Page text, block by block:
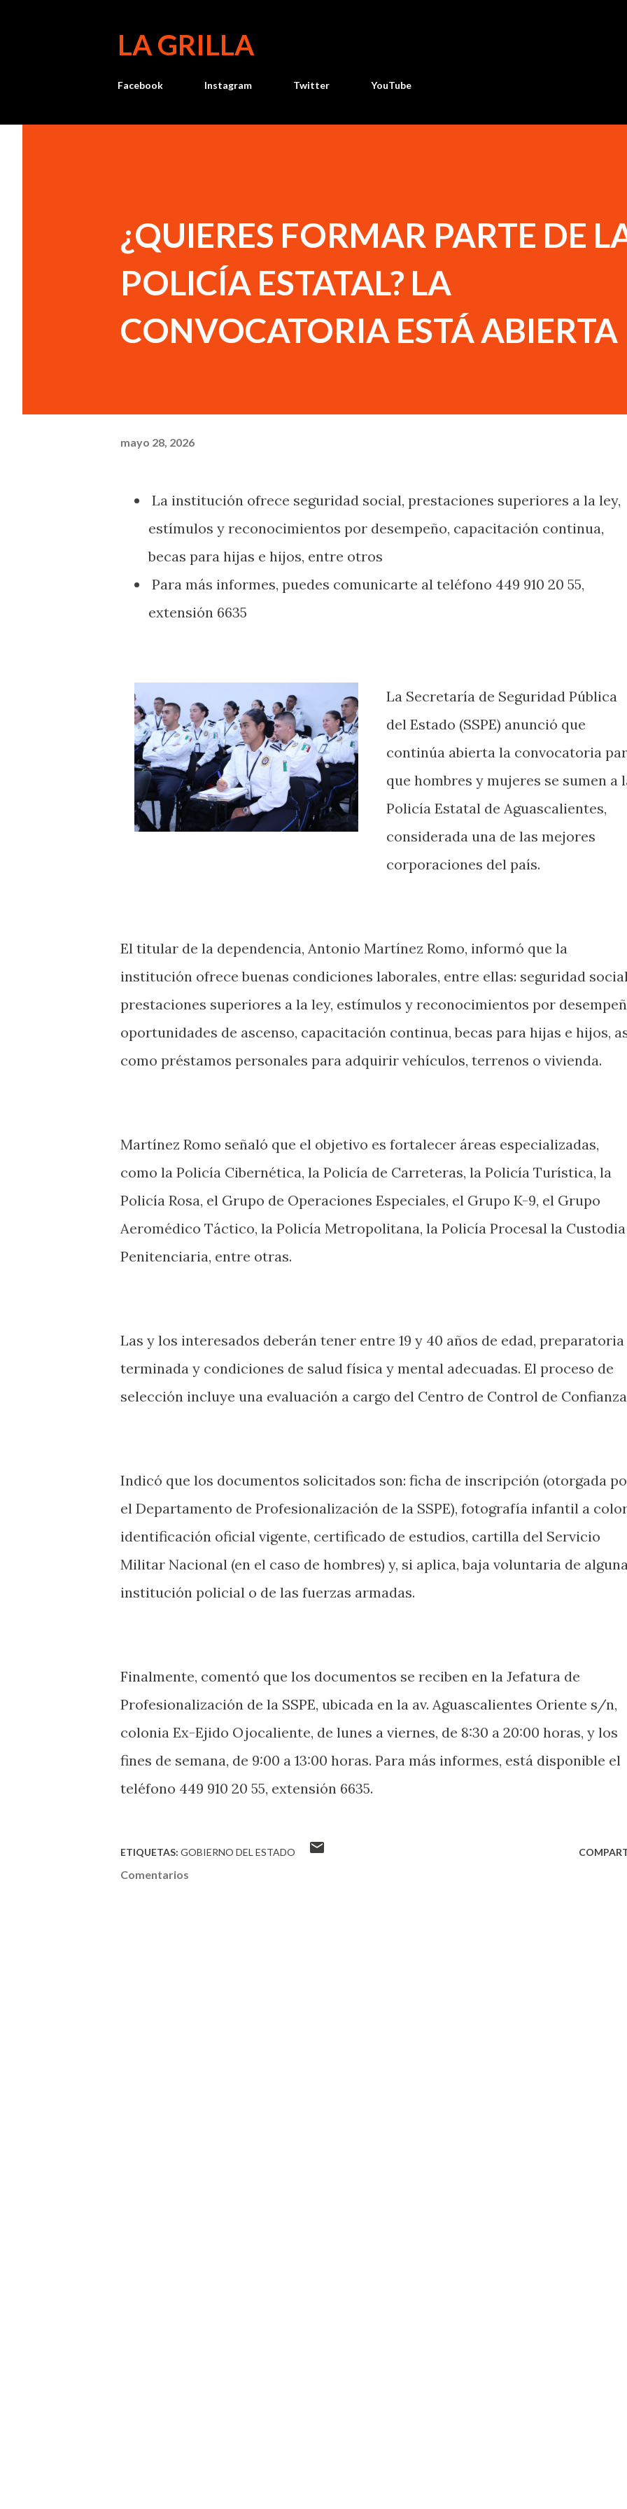
LA GRILLA
Facebook Instagram Twitter YouTube
¿QUIERES FORMAR PARTE DE
POLICÍA ESTATAL? LA
CONVOCATORIA ESTÁ ABIERTA
mayo 28, 2026
La institución ofrece seguridad social, prestaciones superiores a la ley,
estímulos y reconocimientos por desempeño, capacitación continua,
becas para hijas e hijos, entre otros
Para más informes, puedes comunicarte al teléfono 449 910 20 55,
extensión 6635
La Secretaría de Seguridad Pública
del Estado (SSPE) anunció que
continúa abierta la convocatoria
que hombres y mujeres se sumen a
Policía Estatal de Aguascalientes,
considerada una de las mejores
corporaciones del país.
El titular de la dependencia, Antonio Martínez Romo, informó que la
institución ofrece buenas condiciones laborales, entre ellas: seguridad
prestaciones superiores a la ley, estímulos y reconocimientos por
oportunidades de ascenso, capacitación continua, becas para hijas e hijos,
como préstamos personales para adquirir vehículos, terrenos o vivienda.
Martínez Romo señaló que el objetivo es fortalecer áreas especializadas,
como la Policía Cibernética, la Policía de Carreteras, la Policía Turística, la
Policía Rosa, el Grupo de Operaciones Especiales, el Grupo K-9, el Grupo
Aeromédico Táctico, la Policía Metropolitana, la Policía Procesal la Custodia
Penitenciaria, entre otras.
Las y los interesados deberán tener entre 19 y 40 años de edad, preparatoria
terminada y condiciones de salud física y mental adecuadas. El proceso de
selección incluye una evaluación a cargo del Centro de Control de
Indicó que los documentos solicitados son: ficha de inscripción (otorgada
el Departamento de Profesionalización de la SSPE), fotografía infantil a
identificación oficial vigente, certificado de estudios, cartilla del Servicio
Militar Nacional (en el caso de hombres) y, si aplica, baja voluntaria de
institución policial o de las fuerzas armadas.
Finalmente, comentó que los documentos se reciben en la Jefatura de
Profesionalización de la SSPE, ubicada en la av. Aguascalientes Oriente s/n,
colonia Ex-Ejido Ojocaliente, de lunes a viernes, de 8:30 a 20:00 horas, y los
fines de semana, de 9:00 a 13:00 horas. Para más informes, está disponible el
teléfono 449 910 20 55, extensión 6635.
ETIQUETAS: GOBIERNO DEL ESTADO
Comentarios